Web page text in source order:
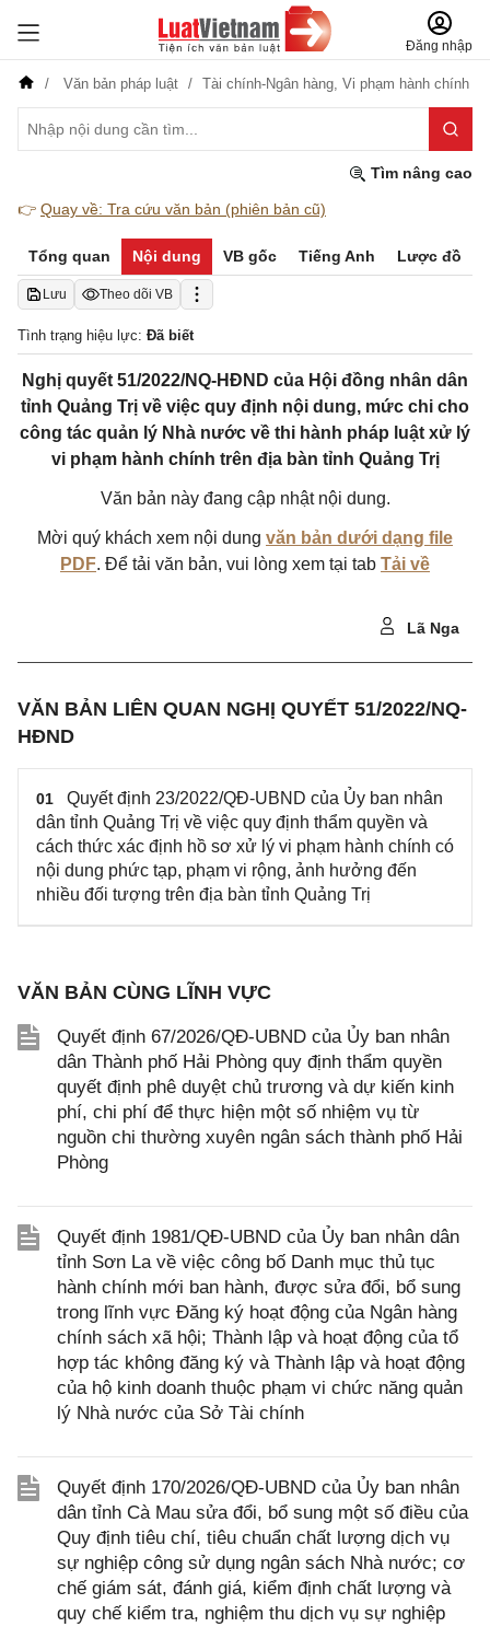
Đăng nhập
Văn bản pháp luật Tài chính-Ngân hàng, Vi phạm hành chính
Tìm nâng cao
👉 Quay về: Tra cứu văn bản (phiên bản cũ)
Tổng quan Nội dung VB gốc Tiếng Anh Lược đồ
Lưu Theo dõi VB
Tình trạng hiệu lực: Đã biết
Nghị quyết 51/2022/NQ-HĐND của Hội đồng nhân dân
tỉnh Quảng Trị về việc quy định nội dung, mức chi cho
công tác quản lý Nhà nước về thi hành pháp luật xử lý
vi phạm hành chính trên địa bàn tỉnh Quảng Trị
Văn bản này đang cập nhật nội dung.
Mời quý khách xem nội dung văn bản dưới dạng file
PDF. Để tải văn bản, vui lòng xem tại tab Tải về
Lã Nga
VĂN BẢN LIÊN QUAN NGHỊ QUYẾT 51/2022/NQ-
HĐND
01
Quyết định 23/2022/QĐ-UBND của Ủy ban nhân
dân tỉnh Quảng Trị về việc quy định thẩm quyền và
cách thức xác định hồ sơ xử lý vi phạm hành chính có
nội dung phức tạp, phạm vi rộng, ảnh hưởng đến
nhiều đối tượng trên địa bàn tỉnh Quảng Trị
VĂN BẢN CÙNG LĨNH VỰC
Quyết định 67/2026/QĐ-UBND của Ủy ban nhân
dân Thành phố Hải Phòng quy định thẩm quyền
quyết định phê duyệt chủ trương và dự kiến kinh
phí, chi phí để thực hiện một số nhiệm vụ từ
nguồn chi thường xuyên ngân sách thành phố Hải
Phòng
Quyết định 1981/QĐ-UBND của Ủy ban nhân dân
tỉnh Sơn La về việc công bố Danh mục thủ tục
hành chính mới ban hành, được sửa đổi, bổ sung
trong lĩnh vực Đăng ký hoạt động của Ngân hàng
chính sách xã hội; Thành lập và hoạt động của tổ
hợp tác không đăng ký và Thành lập và hoạt động
của hộ kinh doanh thuộc phạm vi chức năng quản
lý Nhà nước của Sở Tài chính
Quyết định 170/2026/QĐ-UBND của Ủy ban nhân
dân tỉnh Cà Mau sửa đổi, bổ sung một số điều của
Quy định tiêu chí, tiêu chuẩn chất lượng dịch vụ
sự nghiệp công sử dụng ngân sách Nhà nước; cơ
chế giám sát, đánh giá, kiểm định chất lượng và
quy chế kiểm tra, nghiệm thu dịch vụ sự nghiệp